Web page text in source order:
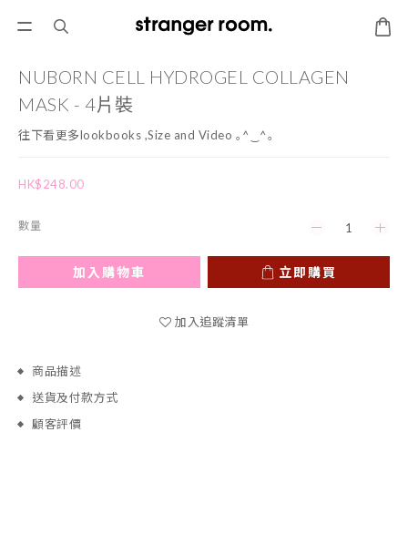
NUBORN CELL HYDROGEL COLLAGEN
MASK - 4片裝
往下看更多lookbooks ,Size and Video ｡^‿^｡
HK$248.00
數量
加入購物車 立即購買
加入追蹤清單
商品描述
送貨及付款方式
顧客評價